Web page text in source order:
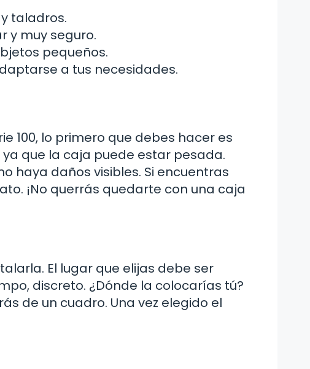
taladros.
y muy seguro.
pequeños.
a tus necesidades.
100, lo primero que debes hacer es
que la caja puede estar pesada.
haya daños visibles. Si encuentras
¡No querrás quedarte con una caja
El lugar que elijas debe ser
discreto. ¿Dónde la colocarías tú?
de un cuadro. Una vez elegido el